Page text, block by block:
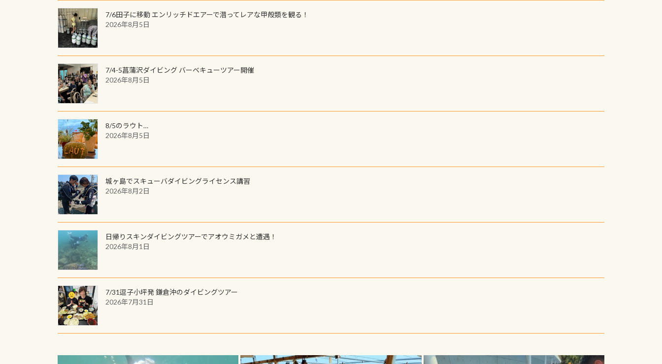
7/6田子に移動 エンリッチドエアーで潜ってレアな甲殻類を観る！
2026年8月5日
7/4-5菖蒲沢ダイビング バーベキューツアー開催
2026年8月5日
8/5のラウト…
2026年8月5日
城ヶ島でスキューバダイビングライセンス講習
2026年8月2日
日帰りスキンダイビングツアーでアオウミガメと遭遇！
2026年8月1日
7/31逗子小坪発 鎌倉沖のダイビングツアー
2026年7月31日